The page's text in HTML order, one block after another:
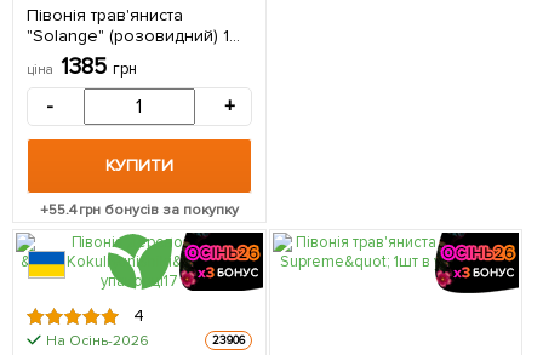
Півонія трав'яниста
"Solange" (розовидний) 1
шт в упаковці
ціна 1385 грн
- +
КУПИТИ
+55.4грн бонусів за покупку
4
На Осінь-2026 23906